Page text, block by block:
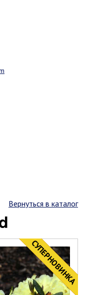
Вернуться в каталог
НОВИНКА
CУПЕРНОВИНКА